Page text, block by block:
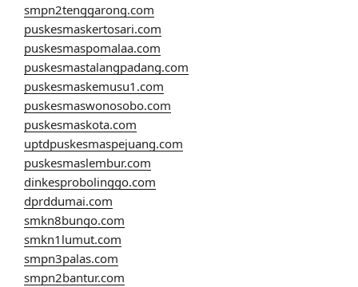
smpn2tenggarong.com
puskesmaskertosari.com
puskesmaspomalaa.com
puskesmastalangpadang.com
puskesmaskemusu1.com
puskesmaswonosobo.com
puskesmaskota.com
uptdpuskesmaspejuang.com
puskesmaslembur.com
dinkesprobolinggo.com
dprddumai.com
smkn8bungo.com
smkn1lumut.com
smpn3palas.com
smpn2bantur.com